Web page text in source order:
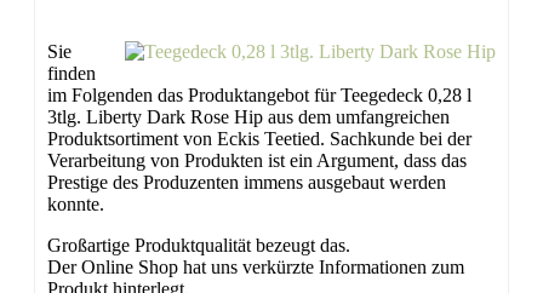
Sie
finden
im Folgenden das Produktangebot für Teegedeck 0,28 l
3tlg. Liberty Dark Rose Hip aus dem umfangreichen
Produktsortiment von Eckis Teetied. Sachkunde bei der
Verarbeitung von Produkten ist ein Argument, dass das
Prestige des Produzenten immens ausgebaut werden
konnte.
Großartige Produktqualität bezeugt das.
Der Online Shop hat uns verkürzte Informationen zum
Produkt hinterlegt.